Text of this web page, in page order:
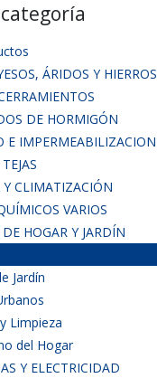
ÁRIDOS Y HIERROS
DE HORMIGÓN
E IMPERMEABILIZACION
CLIMATIZACIÓN
VARIOS
HOGAR Y JARDÍN
Jardín
Limpieza
del Hogar
Y ELECTRICIDAD